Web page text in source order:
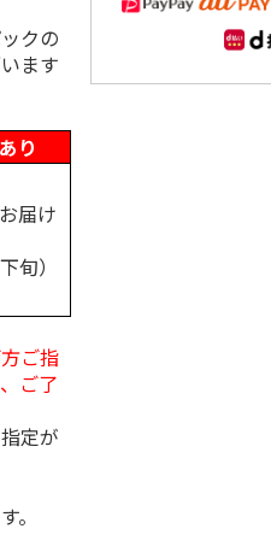
クの
ます
り
届け
旬）
ご指
ご了
定が
。